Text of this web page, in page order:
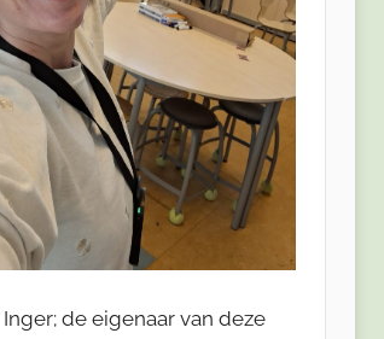
de eigenaar van deze